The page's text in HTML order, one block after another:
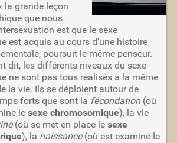
la grande leçon
que nous
est que le sexe
est acquis au cours d’une histoire
poursuit le même penseur.
dit, les différents niveaux du sexe
ne sont pas tous réalisés à la même
la vie. Ils se déploient autour de
forts que sont la fécondation(où
le sexe chromosomique), la vie
(où se met en place le sexe
), la naissance(où est examiné le